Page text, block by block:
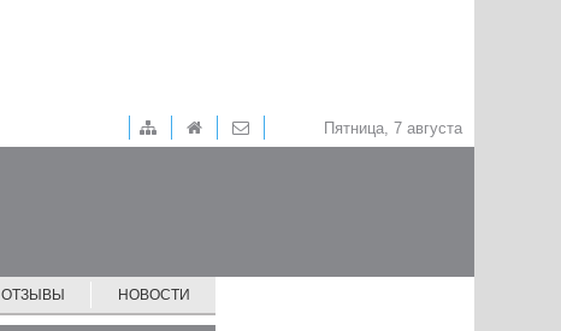
Пятница, 7 августа
ОТЗЫВЫ НОВОСТИ